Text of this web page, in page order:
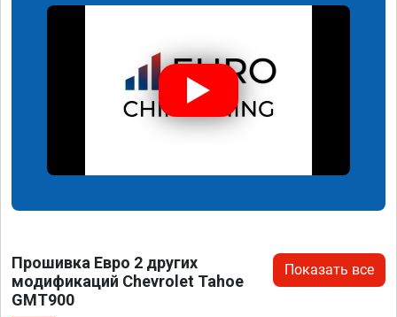
Прошивка Евро 2 других
модификаций Chevrolet Tahoe
GMT900
Показать все